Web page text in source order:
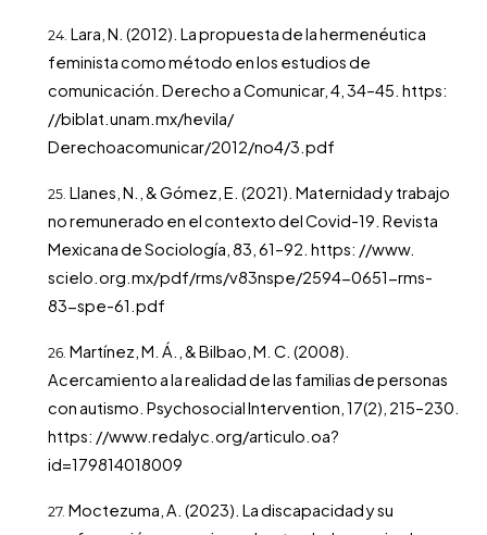
Lara, N. (2012). La propuesta de la hermenéutica
feminista como método en los estudios de
comunicación. Derecho a Comunicar, 4, 34–45. https:
//biblat.unam.mx/hevila/
Derechoacomunicar/2012/no4/3.pdf
Llanes, N., & Gómez, E. (2021). Maternidad y trabajo
no remunerado en el contexto del Covid-19. Revista
Mexicana de Sociología, 83, 61–92. https: //www.
scielo.org.mx/pdf/rms/v83nspe/2594-0651-rms-
83-spe-61.pdf
Martínez, M. Á., & Bilbao, M. C. (2008).
Acercamiento a la realidad de las familias de personas
con autismo. Psychosocial Intervention, 17(2), 215–230.
https: //www.redalyc.org/articulo.oa?
id=179814018009
Moctezuma, A. (2023). La discapacidad y su